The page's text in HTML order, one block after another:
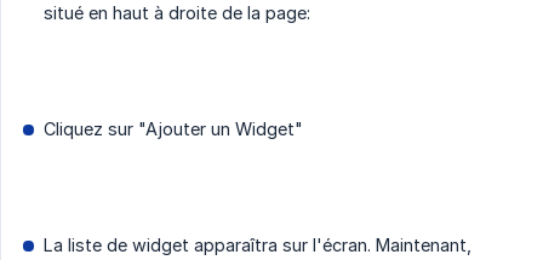
situé en haut à droite de la page:
Cliquez sur "Ajouter un Widget"
La liste de widget apparaîtra sur l'écran. Maintenant,